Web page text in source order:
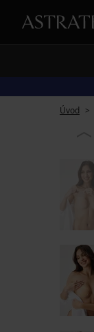
Úvod